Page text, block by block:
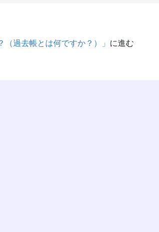
過去帳とは何ですか？）」 に進む